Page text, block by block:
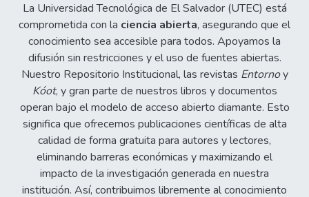
La Universidad Tecnológica de El Salvador (UTEC) está
comprometida con la ciencia abierta, asegurando que el
conocimiento sea accesible para todos. Apoyamos la
difusión sin restricciones y el uso de fuentes abiertas.
Nuestro Repositorio Institucional, las revistas Entornoy
Kóot, y gran parte de nuestros libros y documentos
operan bajo el modelo de acceso abierto diamante. Esto
significa que ofrecemos publicaciones científicas de alta
calidad de forma gratuita para autores y lectores,
eliminando barreras económicas y maximizando el
impacto de la investigación generada en nuestra
institución. Así, contribuimos libremente al conocimiento